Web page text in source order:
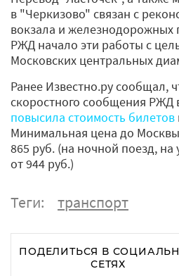
в "Черкизово" связан с
вокзала и железнодорожных
РЖД начало эти работы с
Московских центральных
Ранее Известно.ру сообщал,
скоростного сообщения РЖД
повысила стоимость билетов
Минимальная цена до
865 руб. (на ночной поезд,
от 944 руб.)
Теги: транспорт
ПОДЕЛИТЬСЯ В
СЕТЯХ